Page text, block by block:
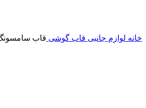
خانه لوازم جانبی قاب گوشی قاب